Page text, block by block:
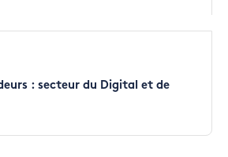
: secteur du Digital et de